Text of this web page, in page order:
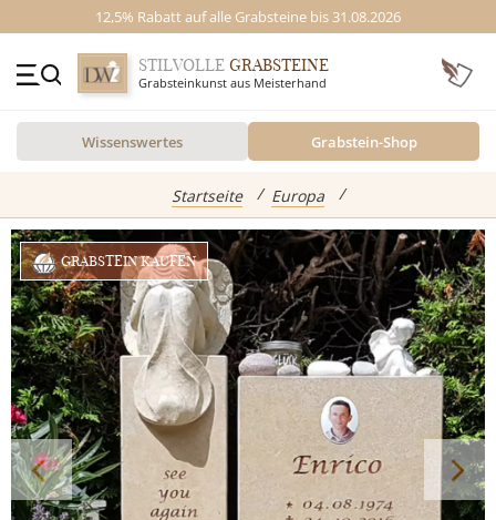
12,5% Rabatt auf alle Grabsteine bis 31.08.2026
Kontakt
GRABSTEINE
Alle Grabsteine
Einzelgrabsteine
Doppelgrabsteine
Kindergrabsteine
STILVOLLE GRABSTEINE
Grabsteinkunst aus Meisterhand
Wissenswertes Grabstein-Shop
Startseite Europa
Inspiration
abgebildete Produkte
Standort
Grabstein Shop
GRABSTEIN KAUFEN